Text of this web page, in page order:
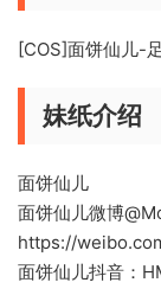
[COS]面饼仙儿-
妹纸介绍
面饼仙儿
面饼仙儿微博
https://
面饼仙儿抖音：